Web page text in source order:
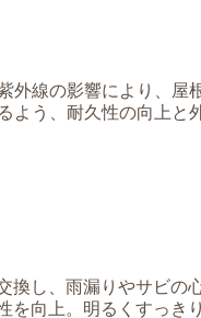
外線の影響により、
よう、耐久性の向上
換し、雨漏りやサビ
を向上。明るくすっき